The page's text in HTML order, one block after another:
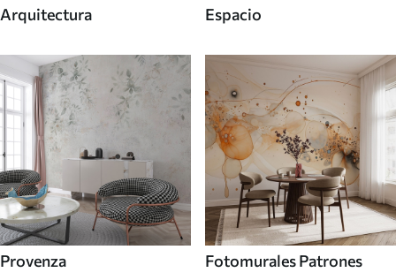
Arquitectura Espacio
Provenza Fotomurales Patrones